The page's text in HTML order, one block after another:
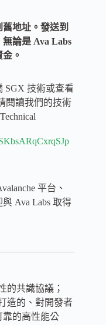
地址。發送到
論是 Ava Labs
。
SGX 技術或查看
閱讀我們的技術
平台、
Ava Labs 取得
的共識協議；
造的、對開發者
靠的高性能公